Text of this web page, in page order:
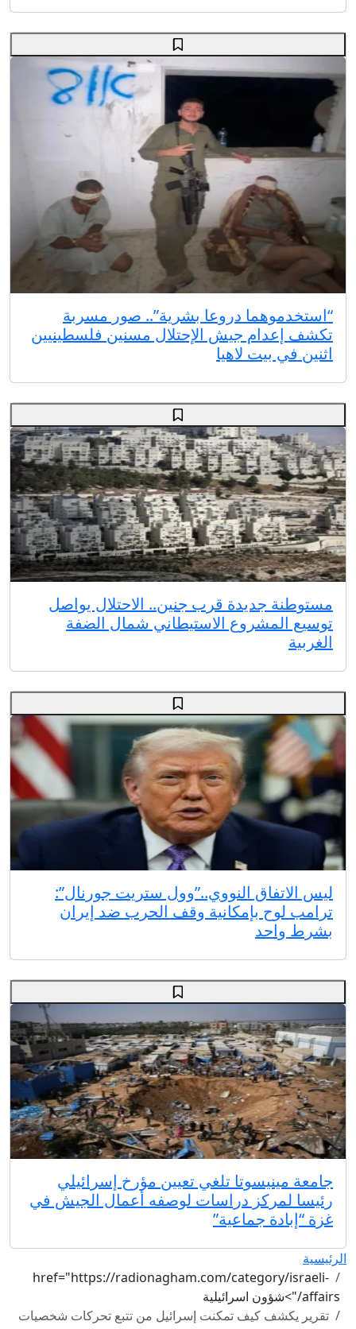
“استخدموهما دروعا بشرية”.. صور مسربة
تكشف إعدام جيش الإحتلال مسنين فلسطينيين
اثنين في بيت لاهيا
مستوطنة جديدة قرب جنين.. الاحتلال يواصل
توسيع المشروع الاستيطاني شمال الضفة
الغربية
ليس الاتفاق النووي..”وول ستريت جورنال”:
ترامب لوح بإمكانية وقف الحرب ضد إيران
بشرط واحد
جامعة مينيسوتا تلغي تعيين مؤرخ إسرائيلي
رئيسا لمركز دراسات لوصفه أعمال الجيش في
غزة “إبادة جماعية”
الرئيسية
href="https://radionagham.com/category/israeli-
affairs/">شؤون اسرائيلية
تقرير يكشف كيف تمكنت إسرائيل من تتبع تحركات شخصيات